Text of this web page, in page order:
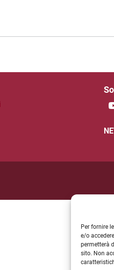
Per fornire
e/o
permetterà
sito. Non